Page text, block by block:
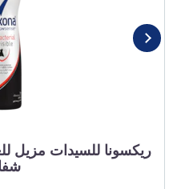
ريكسونا للسيدات مزيل